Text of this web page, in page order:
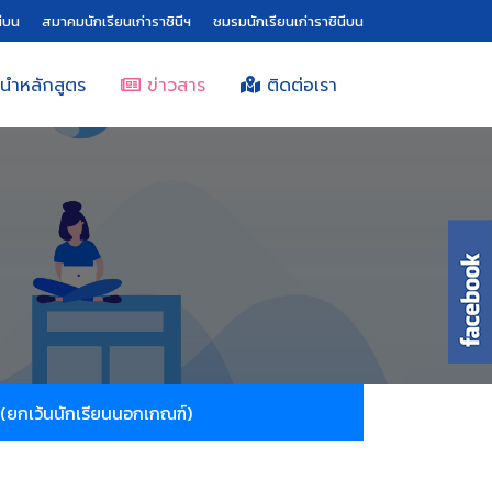
บน สมาคมนักเรียนเก่าราชินีฯ ชมรมนักเรียนเก่าราชินีบน
นำหลักสูตร ข่าวสาร ติดต่อเรา
กเว้นนักเรียนนอกเกณฑ์)